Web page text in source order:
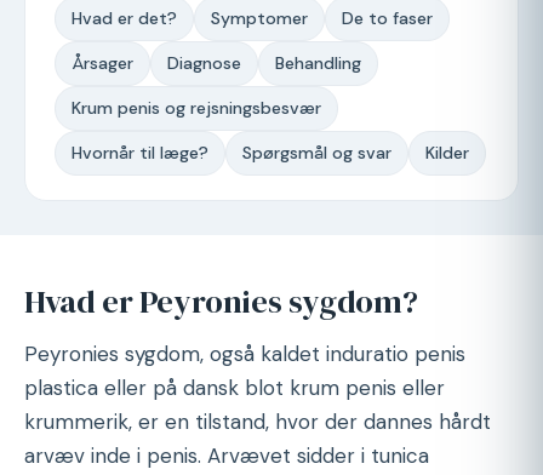
Hvad er det? Symptomer De to faser
Årsager Diagnose Behandling
Krum penis og rejsningsbesvær
Hvornår til læge? Spørgsmål og svar Kilder
Hvad er Peyronies sygdom?
Peyronies sygdom, også kaldet induratio penis
plastica eller på dansk blot krum penis eller
krummerik, er en tilstand, hvor der dannes hårdt
arvæv inde i penis. Arvævet sidder i tunica